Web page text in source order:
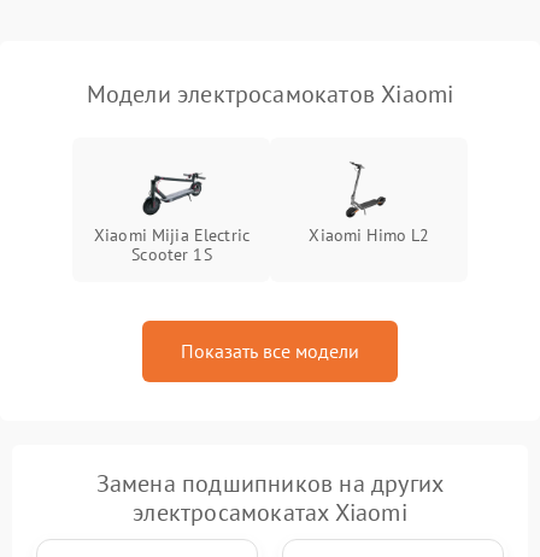
Модели электросамокатов Xiaomi
Xiaomi Mijia Electric
Scooter 1S
Xiaomi Himo L2
Показать все модели
Замена подшипников на других
электросамокатах Xiaomi